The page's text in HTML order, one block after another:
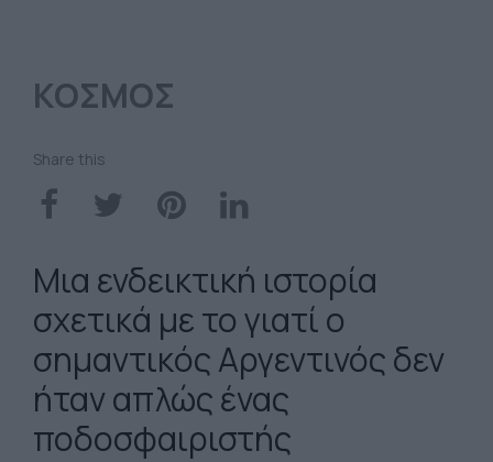
ΚΟΣΜΟΣ
Share this
Μια ενδεικτική ιστορία
σχετικά με το γιατί ο
σημαντικός Αργεντινός δεν
ήταν απλώς ένας
ποδοσφαιριστής